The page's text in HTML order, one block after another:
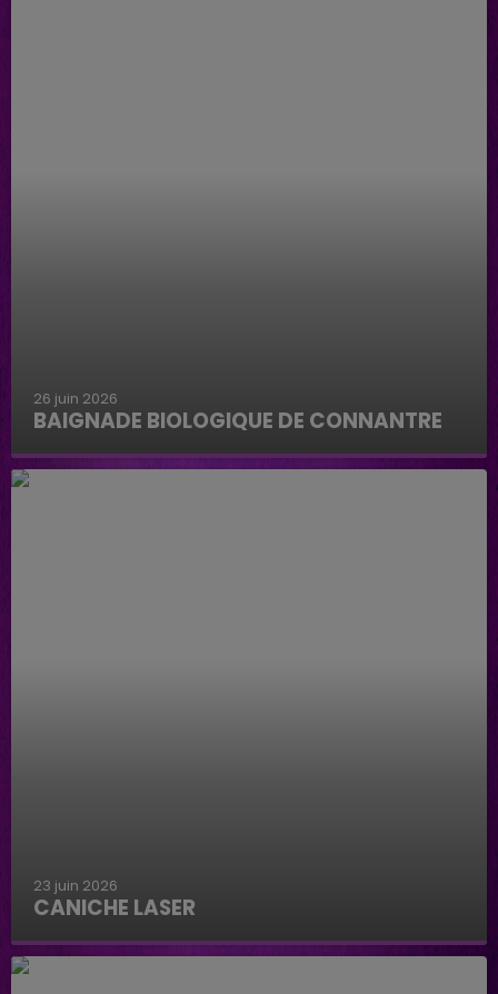
26 juin 2026
BAIGNADE BIOLOGIQUE DE CONNANTRE
Baignade biologique de Connantre
23 juin 2026
CANICHE LASER
Caniche Laser